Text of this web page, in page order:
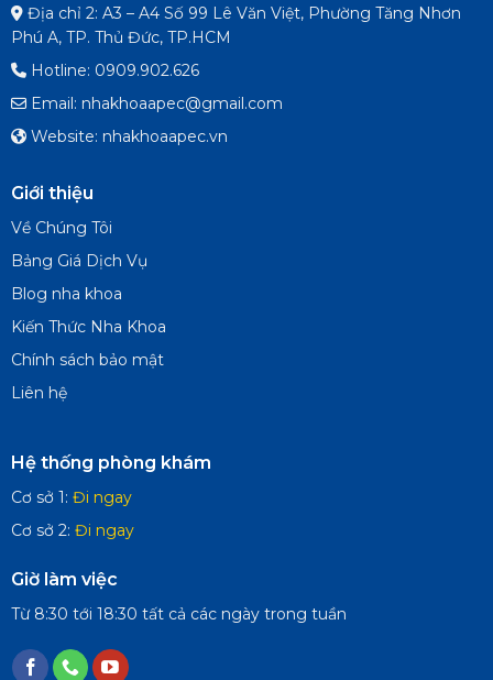
Địa chỉ 2: A3 – A4 Số 99 Lê Văn Việt, Phường Tăng Nhơn
Phú A, TP. Thủ Đức, TP.HCM
Hotline: 0909.902.626
Email: nhakhoaapec@gmail.com
Website: nhakhoaapec.vn
Giới thiệu
Về Chúng Tôi
Bảng Giá Dịch Vụ
Blog nha khoa
Kiến Thức Nha Khoa
Chính sách bảo mật
Liên hệ
Hệ thống phòng khám
Cơ sở 1: Đi ngay
Cơ sở 2: Đi ngay
Giờ làm việc
Từ 8:30 tới 18:30 tất cả các ngày trong tuần